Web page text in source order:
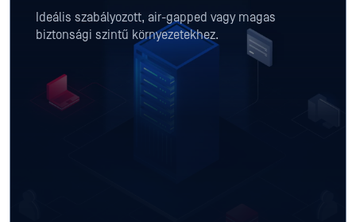
Ideális szabályozott, air-gapped vagy magas
biztonsági szintű környezetekhez.